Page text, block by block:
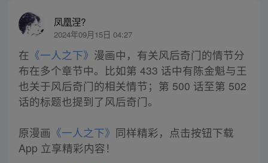
凤凰涅?
2024年09月15日 04:27
在 《一人之下》 漫画中，有关风后奇门的情节分
布在多个章节中。比如第 433 话中有陈金魁与王
也关于风后奇门的相关情节；第 500 话至第 502
话的标题也提到了风后奇门。
原漫画 《一人之下》 同样精彩，点击按钮下载
App 立享精彩内容！